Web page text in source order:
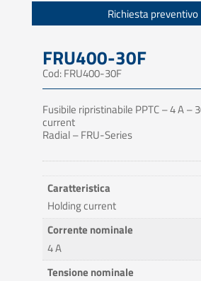
Richiesta preventivo
FRU400-30F
Cod: FRU400-30F
Fusibile ripristinabile PPTC – 4 A –
current
Radial – FRU-Series
Caratteristica
Holding current
Corrente nominale
4 A
Tensione nominale